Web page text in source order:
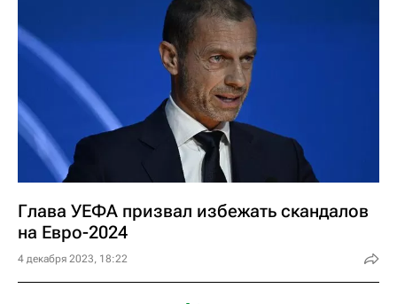
Глава УЕФА призвал избежать скандалов
на Евро-2024
4 декабря 2023, 18:22